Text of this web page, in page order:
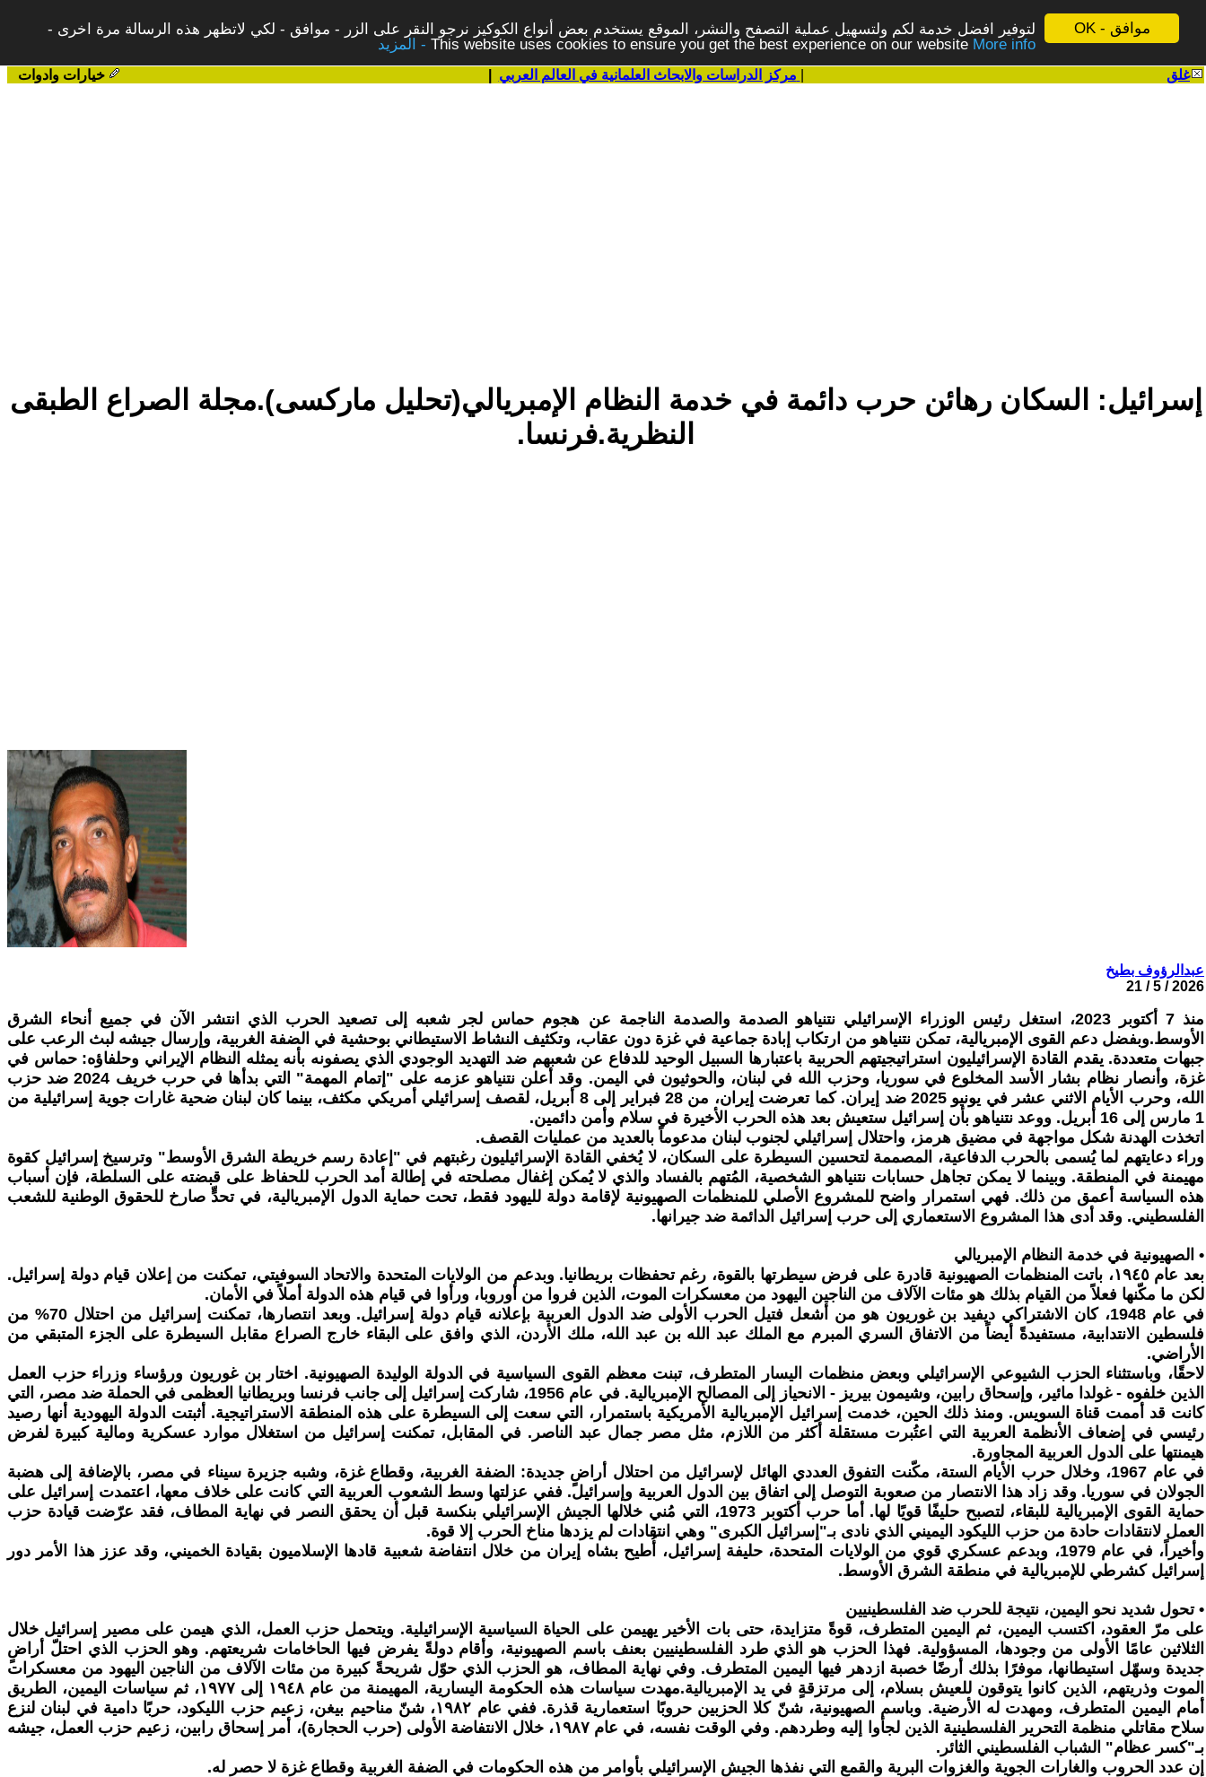
موافق - OK
لتوفير افضل خدمة لكم ولتسهيل عملية التصفح والنشر، الموقع يستخدم بعض أنواع الكوكيز نرجو النقر على الزر - موافق - لكي لاتظهر هذه الرسالة مرة اخرى -
This website uses cookies to ensure you get the best experience on our website More info - المزيد
غلق خيارات وادوات
إسرائيل: السكان رهائن حرب دائمة في خدمة النظام الإمبريالي(تحليل ماركسى).مجلة الصراع الطبقى
النظرية.فرنسا.
عبدالرؤوف بطيخ
2026 / 5 / 21
منذ 7 أكتوبر 2023، استغل رئيس الوزراء الإسرائيلي نتنياهو الصدمة والصدمة الناجمة عن هجوم حماس لجر شعبه إلى تصعيد الحرب الذي انتشر الآن في جميع أنحاء الشرق
الأوسط.وبفضل دعم القوى الإمبريالية، تمكن نتنياهو من ارتكاب إبادة جماعية في غزة دون عقاب، وتكثيف النشاط الاستيطاني بوحشية في الضفة الغربية، وإرسال جيشه لبث الرعب على
جبهات متعددة. يقدم القادة الإسرائيليون استراتيجيتهم الحربية باعتبارها السبيل الوحيد للدفاع عن شعبهم ضد التهديد الوجودي الذي يصفونه بأنه يمثله النظام الإيراني وحلفاؤه: حماس في
غزة، وأنصار نظام بشار الأسد المخلوع في سوريا، وحزب الله في لبنان، والحوثيون في اليمن. وقد أعلن نتنياهو عزمه على "إتمام المهمة" التي بدأها في حرب خريف 2024 ضد حزب
الله، وحرب الأيام الاثني عشر في يونيو 2025 ضد إيران. كما تعرضت إيران، من 28 فبراير إلى 8 أبريل، لقصف إسرائيلي أمريكي مكثف، بينما كان لبنان ضحية غارات جوية إسرائيلية من
1 مارس إلى 16 أبريل. ووعد نتنياهو بأن إسرائيل ستعيش بعد هذه الحرب الأخيرة في سلام وأمن دائمين.
اتخذت الهدنة شكل مواجهة في مضيق هرمز، واحتلال إسرائيلي لجنوب لبنان مدعوماً بالعديد من عمليات القصف.
وراء دعايتهم لما يُسمى بالحرب الدفاعية، المصممة لتحسين السيطرة على السكان، لا يُخفي القادة الإسرائيليون رغبتهم في "إعادة رسم خريطة الشرق الأوسط" وترسيخ إسرائيل كقوة
مهيمنة في المنطقة. وبينما لا يمكن تجاهل حسابات نتنياهو الشخصية، المُتهم بالفساد والذي لا يُمكن إغفال مصلحته في إطالة أمد الحرب للحفاظ على قبضته على السلطة، فإن أسباب
هذه السياسة أعمق من ذلك. فهي استمرار واضح للمشروع الأصلي للمنظمات الصهيونية لإقامة دولة لليهود فقط، تحت حماية الدول الإمبريالية، في تحدٍّ صارخ للحقوق الوطنية للشعب
الفلسطيني. وقد أدى هذا المشروع الاستعماري إلى حرب إسرائيل الدائمة ضد جيرانها.
• الصهيونية في خدمة النظام الإمبريالي
بعد عام ١٩٤٥، باتت المنظمات الصهيونية قادرة على فرض سيطرتها بالقوة، رغم تحفظات بريطانيا. وبدعم من الولايات المتحدة والاتحاد السوفيتي، تمكنت من إعلان قيام دولة إسرائيل.
لكن ما مكّنها فعلاً من القيام بذلك هو مئات الآلاف من الناجين اليهود من معسكرات الموت، الذين فروا من أوروبا، ورأوا في قيام هذه الدولة أملاً في الأمان.
في عام 1948، كان الاشتراكي ديفيد بن غوريون هو من أشعل فتيل الحرب الأولى ضد الدول العربية بإعلانه قيام دولة إسرائيل. وبعد انتصارها، تمكنت إسرائيل من احتلال 70% من
فلسطين الانتدابية، مستفيدةً أيضاً من الاتفاق السري المبرم مع الملك عبد الله بن عبد الله، ملك الأردن، الذي وافق على البقاء خارج الصراع مقابل السيطرة على الجزء المتبقي من
الأراضي.
لاحقًا، وباستثناء الحزب الشيوعي الإسرائيلي وبعض منظمات اليسار المتطرف، تبنت معظم القوى السياسية في الدولة الوليدة الصهيونية. اختار بن غوريون ورؤساء وزراء حزب العمل
الذين خلفوه - غولدا مائير، وإسحاق رابين، وشيمون بيريز - الانحياز إلى المصالح الإمبريالية. في عام 1956، شاركت إسرائيل إلى جانب فرنسا وبريطانيا العظمى في الحملة ضد مصر، التي
كانت قد أممت قناة السويس. ومنذ ذلك الحين، خدمت إسرائيل الإمبريالية الأمريكية باستمرار، التي سعت إلى السيطرة على هذه المنطقة الاستراتيجية. أثبتت الدولة اليهودية أنها رصيد
رئيسي في إضعاف الأنظمة العربية التي اعتُبرت مستقلة أكثر من اللازم، مثل مصر جمال عبد الناصر. في المقابل، تمكنت إسرائيل من استغلال موارد عسكرية ومالية كبيرة لفرض
هيمنتها على الدول العربية المجاورة.
في عام 1967، وخلال حرب الأيام الستة، مكّنت التفوق العددي الهائل لإسرائيل من احتلال أراضٍ جديدة: الضفة الغربية، وقطاع غزة، وشبه جزيرة سيناء في مصر، بالإضافة إلى هضبة
الجولان في سوريا. وقد زاد هذا الانتصار من صعوبة التوصل إلى اتفاق بين الدول العربية وإسرائيل. ففي عزلتها وسط الشعوب العربية التي كانت على خلاف معها، اعتمدت إسرائيل على
حماية القوى الإمبريالية للبقاء، لتصبح حليفًا قويًا لها. أما حرب أكتوبر 1973، التي مُني خلالها الجيش الإسرائيلي بنكسة قبل أن يحقق النصر في نهاية المطاف، فقد عرّضت قيادة حزب
العمل لانتقادات حادة من حزب الليكود اليميني الذي نادى بـ"إسرائيل الكبرى" وهي انتقادات لم يزدها مناخ الحرب إلا قوة.
وأخيراً، في عام 1979، وبدعم عسكري قوي من الولايات المتحدة، حليفة إسرائيل، أُطيح بشاه إيران من خلال انتفاضة شعبية قادها الإسلاميون بقيادة الخميني، وقد عزز هذا الأمر دور
إسرائيل كشرطي للإمبريالية في منطقة الشرق الأوسط.
• تحول شديد نحو اليمين، نتيجة للحرب ضد الفلسطينيين
على مرّ العقود، اكتسب اليمين، ثم اليمين المتطرف، قوةً متزايدة، حتى بات الأخير يهيمن على الحياة السياسية الإسرائيلية. ويتحمل حزب العمل، الذي هيمن على مصير إسرائيل خلال
الثلاثين عامًا الأولى من وجودها، المسؤولية. فهذا الحزب هو الذي طرد الفلسطينيين بعنف باسم الصهيونية، وأقام دولةً يفرض فيها الحاخامات شريعتهم. وهو الحزب الذي احتلّ أراضٍ
جديدة وسهّل استيطانها، موفرًا بذلك أرضًا خصبة ازدهر فيها اليمين المتطرف. وفي نهاية المطاف، هو الحزب الذي حوّل شريحةً كبيرة من مئات الآلاف من الناجين اليهود من معسكرات
الموت وذريتهم، الذين كانوا يتوقون للعيش بسلام، إلى مرتزقةٍ في يد الإمبريالية.مهدت سياسات هذه الحكومة اليسارية، المهيمنة من عام ١٩٤٨ إلى ١٩٧٧، ثم سياسات اليمين، الطريق
أمام اليمين المتطرف، ومهدت له الأرضية. وباسم الصهيونية، شنّ كلا الحزبين حروبًا استعمارية قذرة. ففي عام ١٩٨٢، شنّ مناحيم بيغن، زعيم حزب الليكود، حربًا دامية في لبنان لنزع
سلاح مقاتلي منظمة التحرير الفلسطينية الذين لجأوا إليه وطردهم. وفي الوقت نفسه، في عام ١٩٨٧، خلال الانتفاضة الأولى (حرب الحجارة)، أمر إسحاق رابين، زعيم حزب العمل، جيشه
بـ"كسر عظام" الشباب الفلسطيني الثائر.
إن عدد الحروب والغارات الجوية والغزوات البرية والقمع التي نفذها الجيش الإسرائيلي بأوامر من هذه الحكومات في الضفة الغربية وقطاع غزة لا حصر له.